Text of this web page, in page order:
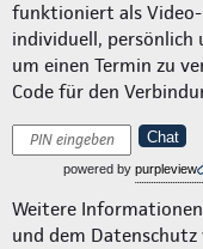
funktioniert als Video-
individuell, persönlich
um einen Termin zu
Code für den
Chat
powered by purpleview
Weitere
und dem